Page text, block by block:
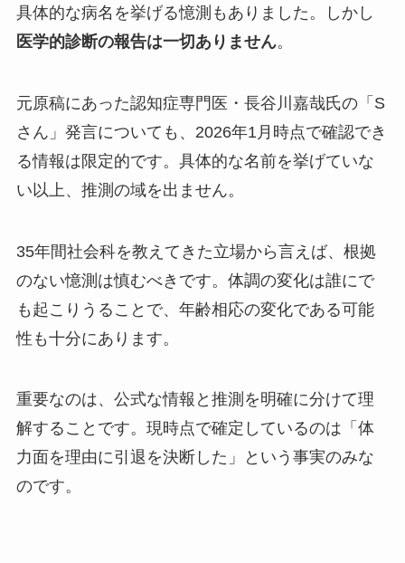
具体的な病名を挙げる憶測もありました。しかし
医学的診断の報告は一切ありません。
元原稿にあった認知症専門医・長谷川嘉哉氏の「S
さん」発言についても、2026年1月時点で確認でき
る情報は限定的です。具体的な名前を挙げていな
い以上、推測の域を出ません。
35年間社会科を教えてきた立場から言えば、根拠
のない憶測は慎むべきです。体調の変化は誰にで
も起こりうることで、年齢相応の変化である可能
性も十分にあります。
重要なのは、公式な情報と推測を明確に分けて理
解することです。現時点で確定しているのは「体
力面を理由に引退を決断した」という事実のみな
のです。